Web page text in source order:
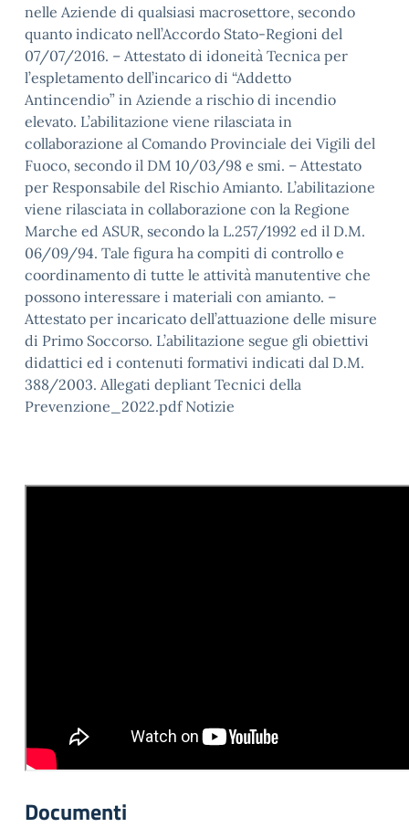
nelle Aziende di qualsiasi macrosettore, secondo
quanto indicato nell’Accordo Stato-Regioni del
07/07/2016. – Attestato di idoneità Tecnica per
l’espletamento dell’incarico di “Addetto
Antincendio” in Aziende a rischio di incendio
elevato. L’abilitazione viene rilasciata in
collaborazione al Comando Provinciale dei Vigili del
Fuoco, secondo il DM 10/03/98 e smi. – Attestato
per Responsabile del Rischio Amianto. L’abilitazione
viene rilasciata in collaborazione con la Regione
Marche ed ASUR, secondo la L.257/1992 ed il D.M.
06/09/94. Tale figura ha compiti di controllo e
coordinamento di tutte le attività manutentive che
possono interessare i materiali con amianto. –
Attestato per incaricato dell’attuazione delle misure
di Primo Soccorso. L’abilitazione segue gli obiettivi
didattici ed i contenuti formativi indicati dal D.M.
388/2003. Allegati depliant Tecnici della
Prevenzione_2022.pdf Notizie
Documenti